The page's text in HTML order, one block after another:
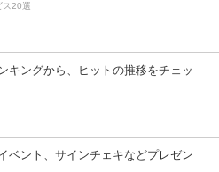
ス20選
キングから、ヒットの推移をチェッ
ベント、サインチェキなどプレゼン